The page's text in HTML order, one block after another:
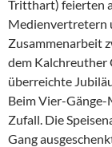
Tritthart) feierten
Medienvertretern
Zusammenarbeit
dem Kalchreuther
überreichte
Beim Vier-
Zufall. Die
Gang